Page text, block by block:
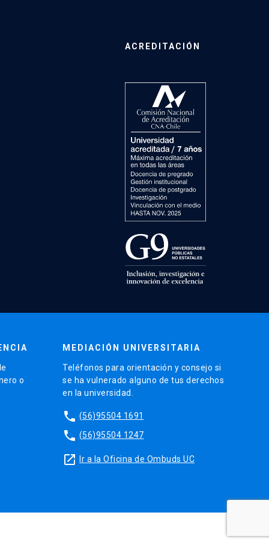
ACREDITACIÓN
o
MEDIACIÓN UNIVERSITARIA
Teléfonos para orientación y consejo si
se ha vulnerado alguno de tus derechos
en la universidad.
phone (56)95504 1691
phone (56)95504 1247
launch Ir a la Oficina de Ombuds UC